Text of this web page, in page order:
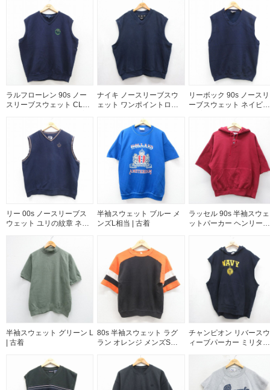
ンズXL相当 | 古着
ラルフローレン 90s ノー
スリーブスウェット CLUB
ナイキ ノースリーブスウ
ェット ワンポイントロゴ
リーボック 90s ノースリ
ーブスウェット ネイビ
リー 00s ノースリーブス
ウェット ユリの紋章 ネイ
半袖スウェット ブルー メ
ンズL相当 | 古着
ラッセル 90s 半袖スウェ
ットパーカー ヘンリーネ
半袖スウェット グリーン L
| 古着
80s 半袖スウェット ラグ
ラン オレンジ メンズS相
チャンピオン リバースウ
ィーブパーカー ミリタリ